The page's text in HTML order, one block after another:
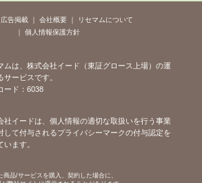
広告掲載 会社概要
リセマムについて
個人情報保護方針
ムは、株式会社イード（東証グロース上場）の運
サービスです。
ード：6038
社イードは、個人情報の適切な取扱いを行う事業
して付与されるプライバシーマークの付与認定を
います。
商品/サービスを購入、契約した場合に、